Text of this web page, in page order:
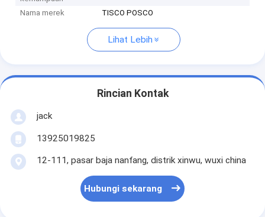
Nama merek TISCO POSCO
Lihat Lebih
Rincian Kontak
jack
13925019825
12-111, pasar baja nanfang, distrik xinwu, wuxi china
Hubungi sekarang